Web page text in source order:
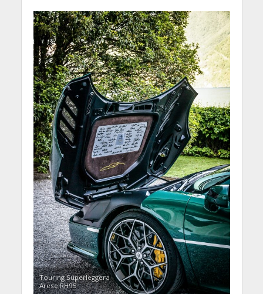
Touring Superleggera
Arese RH95